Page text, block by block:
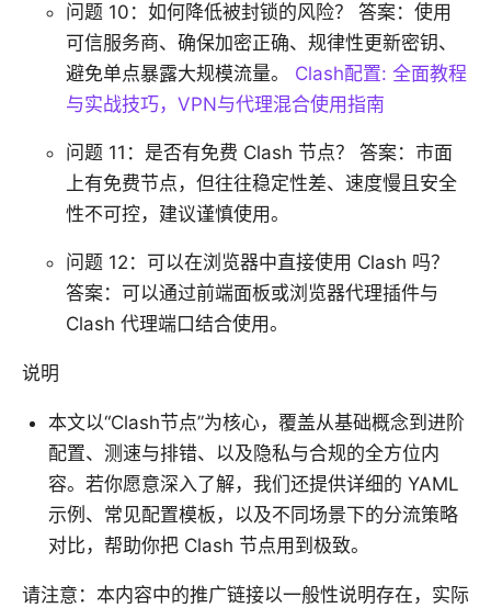
问题 10：如何降低被封锁的风险？ 答案：使用
可信服务商、确保加密正确、规律性更新密钥、
避免单点暴露大规模流量。 Clash配置: 全面教程
与实战技巧，VPN与代理混合使用指南
问题 11：是否有免费 Clash 节点？ 答案：市面
上有免费节点，但往往稳定性差、速度慢且安全
性不可控，建议谨慎使用。
问题 12：可以在浏览器中直接使用 Clash 吗？
答案：可以通过前端面板或浏览器代理插件与
Clash 代理端口结合使用。
说明
本文以“Clash节点”为核心，覆盖从基础概念到进阶
配置、测速与排错、以及隐私与合规的全方位内
容。若你愿意深入了解，我们还提供详细的 YAML
示例、常见配置模板，以及不同场景下的分流策略
对比，帮助你把 Clash 节点用到极致。
请注意：本内容中的推广链接以一般性说明存在，实际